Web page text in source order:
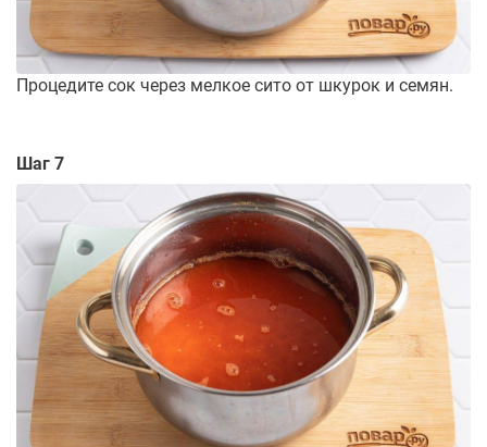
Процедите сок через мелкое сито от шкурок и семян.
Шаг 7